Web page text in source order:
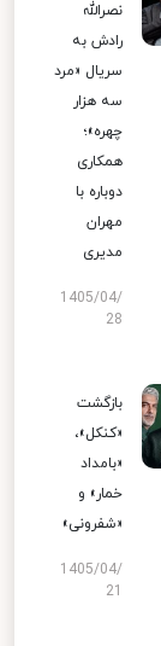
نصرالله
رادش به
سریال «مرد
سه هزار
چهره»؛
همکاری
دوباره با
مهران
مدیری
1405/04/
28
بازگشت
«کنکل»،
«بامداد
خمار» و
«شفرونی»
1405/04/